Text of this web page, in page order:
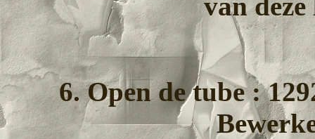
6. Open de tube :